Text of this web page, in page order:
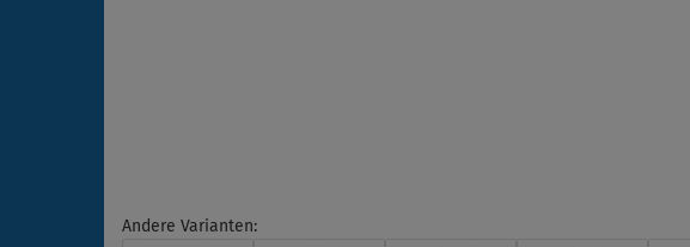
Andere Varianten: